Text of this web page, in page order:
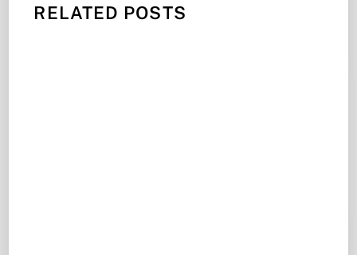
RELATED POSTS